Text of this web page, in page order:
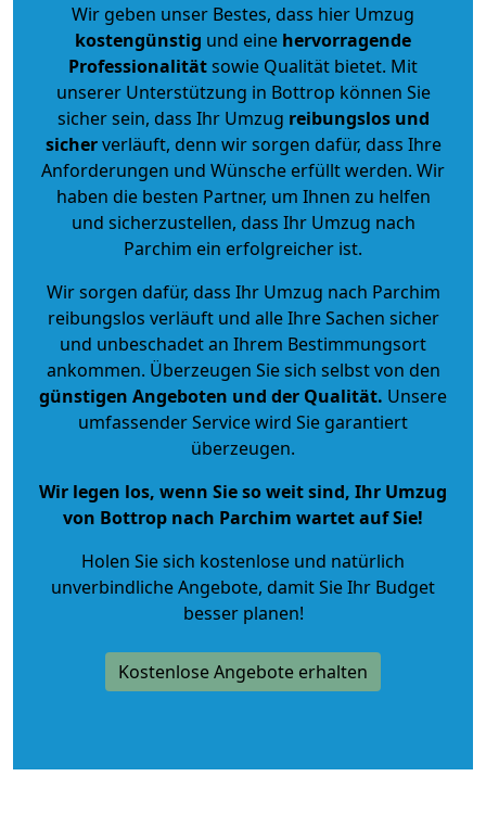
Wir geben unser Bestes, dass hier Umzug
kostengünstig und eine hervorragende
Professionalitätsowie Qualität bietet. Mit
unserer Unterstützung in Bottrop können Sie
sicher sein, dass Ihr Umzug reibungslos und
sicherverläuft, denn wir sorgen dafür, dass Ihre
Anforderungen und Wünsche erfüllt werden. Wir
haben die besten Partner, um Ihnen zu helfen
und sicherzustellen, dass Ihr Umzug nach
Parchim ein erfolgreicher ist.
Wir sorgen dafür, dass Ihr Umzug nach Parchim
reibungslos verläuft und alle Ihre Sachen sicher
und unbeschadet an Ihrem Bestimmungsort
ankommen. Überzeugen Sie sich selbst von den
günstigen Angeboten und der Qualität. Unsere
umfassender Service wird Sie garantiert
überzeugen.
Wir legen los, wenn Sie so weit sind, Ihr Umzug
von Bottrop nach Parchim wartet auf Sie!
Holen Sie sich kostenlose und natürlich
unverbindliche Angebote, damit Sie Ihr Budget
besser planen!
Kostenlose Angebote erhalten